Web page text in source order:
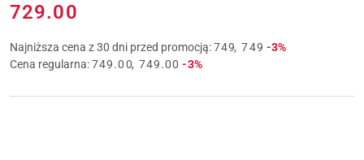
Cena:
729.00
Najniższa cena z 30 dni przed promocją:749 749 Rabat:
-3%
Cena regularna:749.00 749.00 Rabat:
-3%